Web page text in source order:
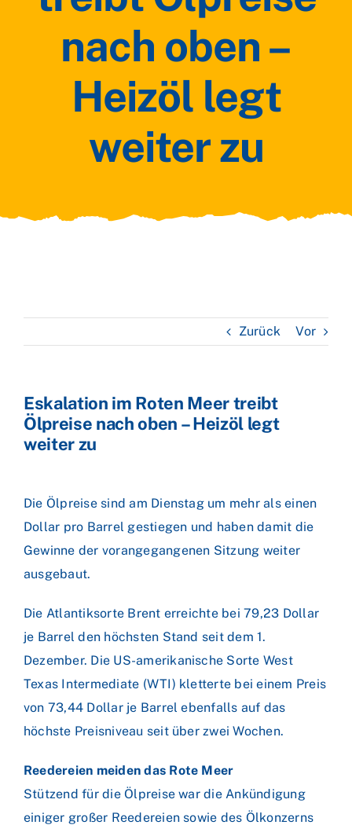
nach oben –
Heizöl legt
weiter zu
Zurück Vor
Eskalation im Roten Meer treibt
Ölpreise nach oben – Heizöl legt
weiter zu
Die Ölpreise sind am Dienstag um mehr als einen
Dollar pro Barrel gestiegen und haben damit die
Gewinne der vorangegangenen Sitzung weiter
ausgebaut.
Die Atlantiksorte Brent erreichte bei 79,23 Dollar
je Barrel den höchsten Stand seit dem 1.
Dezember. Die US-amerikanische Sorte West
Texas Intermediate (WTI) kletterte bei einem Preis
von 73,44 Dollar je Barrel ebenfalls auf das
höchste Preisniveau seit über zwei Wochen.
Reedereien meiden das Rote Meer
Stützend für die Ölpreise war die Ankündigung
einiger großer Reedereien sowie des Ölkonzerns